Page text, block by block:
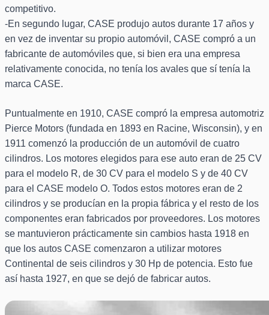
competitivo.
-En segundo lugar, CASE produjo autos durante 17 años y
en vez de inventar su propio automóvil, CASE compró a un
fabricante de automóviles que, si bien era una empresa
relativamente conocida, no tenía los avales que sí tenía la
marca CASE.
Puntualmente en 1910, CASE compró la empresa automotriz
Pierce Motors (fundada en 1893 en Racine, Wisconsin), y en
1911 comenzó la producción de un automóvil de cuatro
cilindros. Los motores elegidos para ese auto eran de 25 CV
para el modelo R, de 30 CV para el modelo S y de 40 CV
para el CASE modelo O. Todos estos motores eran de 2
cilindros y se producían en la propia fábrica y el resto de los
componentes eran fabricados por proveedores. Los motores
se mantuvieron prácticamente sin cambios hasta 1918 en
que los autos CASE comenzaron a utilizar motores
Continental de seis cilindros y 30 Hp de potencia. Esto fue
así hasta 1927, en que se dejó de fabricar autos.